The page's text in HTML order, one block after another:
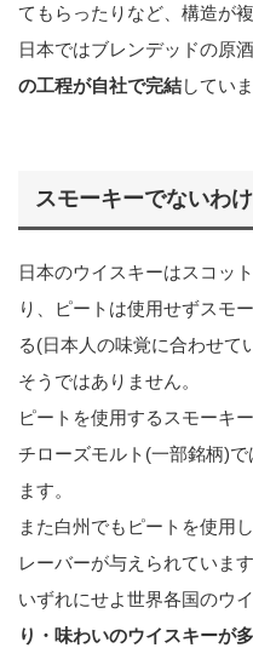
てもらったりなど、構造が複
日本ではブレンデッドの原
の工程が自社で完結していま
スモーキーでないわ
日本のウイスキーはスコッ
り、ピートは使用せずスモ
る(日本人の味覚に合わせて
そうではありません。
ピートを使用するスモーキ
チローズモルト(一部銘柄)
ます。
また白州でもピートを使用
レーバーが与えられています
いずれにせよ世界各国のウ
り・味わいのウイスキーが